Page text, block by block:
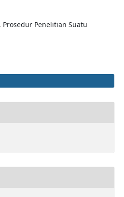
Penelitian Suatu